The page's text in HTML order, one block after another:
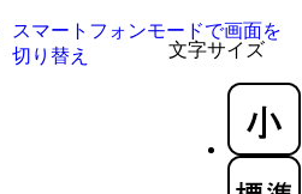
文字サイズ
スマートフォンモードで画面を
切り替え